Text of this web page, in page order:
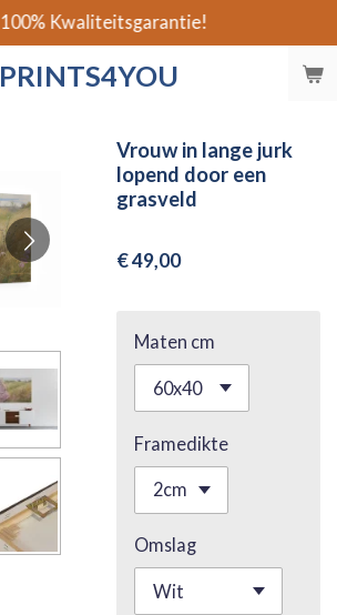
PRINTS4YOU
100% Kwaliteitsgarantie!
Vrouw in lange jurk
lopend door een
grasveld
€ 49,00
Maten cm
Framedikte
Omslag